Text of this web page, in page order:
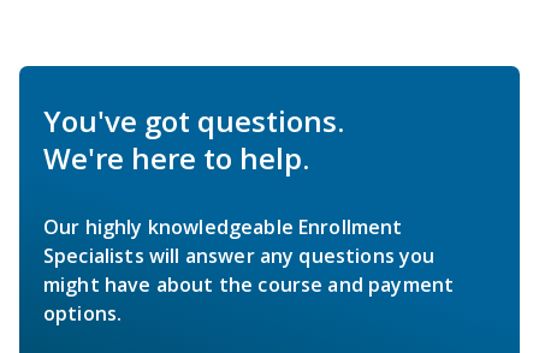
You've got questions.
We're here to help.
Our highly knowledgeable Enrollment
Specialists will answer any questions you
might have about the course and payment
options.